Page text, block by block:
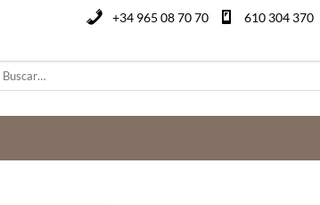
+34 965 08 70 70 610 304 370